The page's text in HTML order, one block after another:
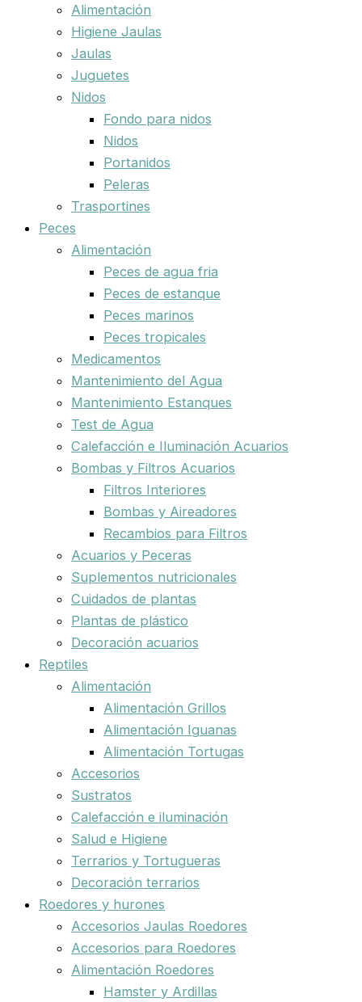
Alimentación
Higiene Jaulas
Jaulas
Juguetes
Nidos
Fondo para nidos
Nidos
Portanidos
Peleras
Trasportines
Peces
Alimentación
Peces de agua fria
Peces de estanque
Peces marinos
Peces tropicales
Medicamentos
Mantenimiento del Agua
Mantenimiento Estanques
Test de Agua
Calefacción e Iluminación Acuarios
Bombas y Filtros Acuarios
Filtros Interiores
Bombas y Aireadores
Recambios para Filtros
Acuarios y Peceras
Suplementos nutricionales
Cuidados de plantas
Plantas de plástico
Decoración acuarios
Reptiles
Alimentación
Alimentación Grillos
Alimentación Iguanas
Alimentación Tortugas
Accesorios
Sustratos
Calefacción e iluminación
Salud e Higiene
Terrarios y Tortugueras
Decoración terrarios
Roedores y hurones
Accesorios Jaulas Roedores
Accesorios para Roedores
Alimentación Roedores
Hamster y Ardillas